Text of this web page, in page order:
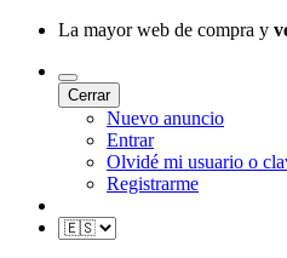
La mayor web de compra y
Cerrar
Nuevo anuncio
Entrar
Olvidé mi usuario o
Registrarme